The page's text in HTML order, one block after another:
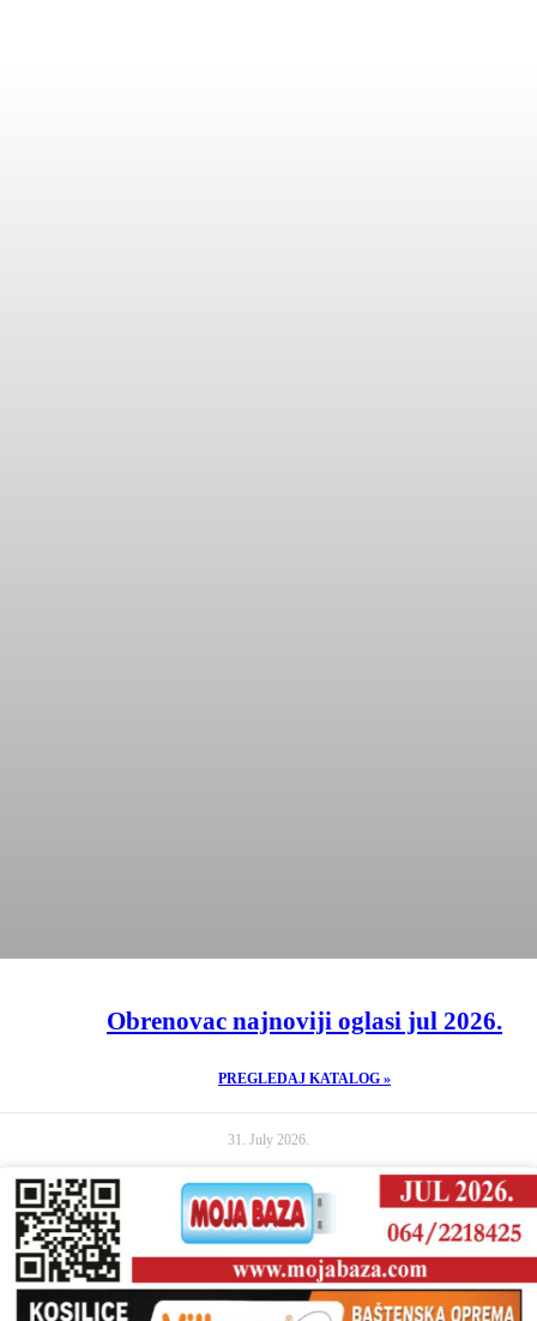
Obrenovac najnoviji oglasi jul 2026.
PREGLEDAJ KATALOG »
31. July 2026.